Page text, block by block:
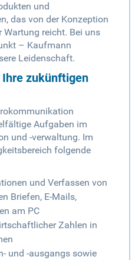
und
das von der Konzeption
Wartung reicht. Bei uns
– Kaufmann
Leidenschaft.
zukünftigen
Aufgaben im
und -verwaltung. Im
folgende
und Verfassen von
Briefen, E-Mails,
am PC
Zahlen in
und -ausgangs sowie